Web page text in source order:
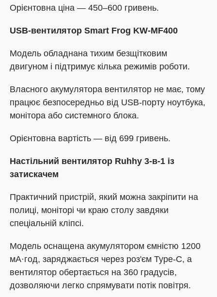
Орієнтовна ціна — 450–600 гривень.
USB-вентилятор Smart Frog KW-MF400
Модель обладнана тихим безщітковим
двигуном і підтримує кілька режимів роботи.
Власного акумулятора вентилятор не має, тому
працює безпосередньо від USB-порту ноутбука,
монітора або системного блока.
Орієнтовна вартість — від 699 гривень.
Настільний вентилятор Ruhhy 3-в-1 із
затискачем
Практичний пристрій, який можна закріпити на
полиці, моніторі чи краю столу завдяки
спеціальній кліпсі.
Модель оснащена акумулятором ємністю 1200
мА·год, заряджається через роз'єм Type-C, а
вентилятор обертається на 360 градусів,
дозволяючи легко спрямувати потік повітря.